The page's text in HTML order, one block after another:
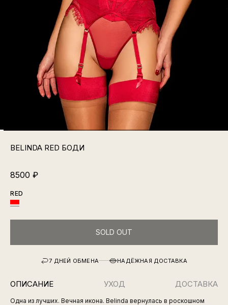
BELINDA RED БОДИ
8500 ₽
RED
SOLD OUT
7 ДНЕЙ ОБМЕНА НАДЁЖНАЯ ДОСТАВКА
ОПИСАНИЕ УХОД ДОСТАВКА
Одна из лучших. Вечная икона. Belinda вернулась в роскошном